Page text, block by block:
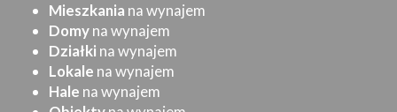
Mieszkania na wynajem
Domyna wynajem
Działki na wynajem
Lokale na wynajem
Hale na wynajem